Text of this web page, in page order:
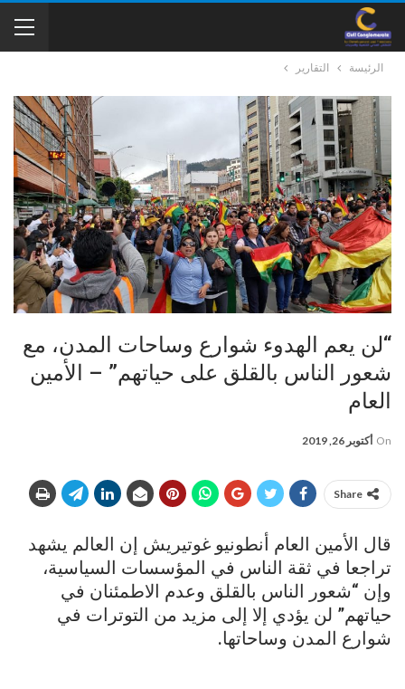
الرئيسة التقارير
“لن يعم الهدوء شوارع وساحات المدن، مع
شعور الناس بالقلق على حياتهم” – الأمين
العام
On أكتوبر 26, 2019
Share
قال الأمين العام أنطونيو غوتيريش إن العالم يشهد
تراجعا في ثقة الناس في المؤسسات السياسية،
وإن “شعور الناس بالقلق وعدم الاطمئنان في
حياتهم” لن يؤدي إلا إلى مزيد من التوترات في
شوارع المدن وساحاتها.